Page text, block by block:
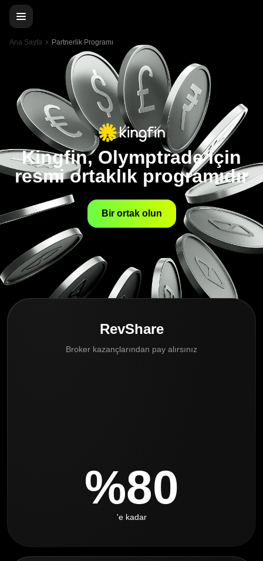
Ana Sayfa Partnerlik Programı
Kingfin, Olymptrade için
resmi ortaklık programıdır
Bir ortak olun
RevShare
Broker kazançlarından pay alırsınız
%80
'e kadar